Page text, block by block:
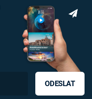
ODESLAT